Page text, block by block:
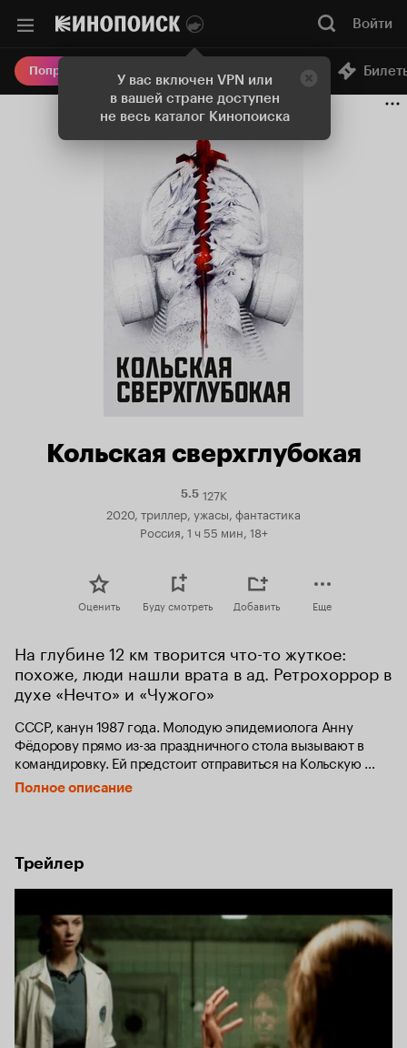
У вас включен VPN или
в вашей стране доступен
не весь каталог Кинопоиска
Войти
Попробовать Плюс Онлайн-кинотеатр
Кольская сверхглубокая
5.5Рейтинг
Кинопоиска
5.5
127K
2020, триллер, ужасы, фантастика
Россия, 1 ч 55 мин, 18+
Оценить Буду смотреть Добавить Еще
На глубине 12 км творится что-то жуткое:
похоже, люди нашли врата в ад. Ретрохоррор в
духе «Нечто» и «Чужого»
СССР, канун 1987 года. Молодую эпидемиолога Анну
Фёдорову прямо из-за праздничного стола вызывают в
командировку. Ей предстоит отправиться на Кольскую
сверхглубокую скважину — самый масштабный
секретный объект страны, где произошло ЧП. Анна в
загадочной болезнью.
Полное описание
Трейлер